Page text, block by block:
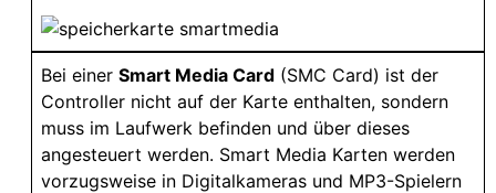
Bei einer Smart Media Card (SMC Card) ist der
Controller nicht auf der Karte enthalten, sondern
muss im Laufwerk befinden und über dieses
angesteuert werden. Smart Media Karten werden
vorzugsweise in Digitalkameras und MP3-Spielern